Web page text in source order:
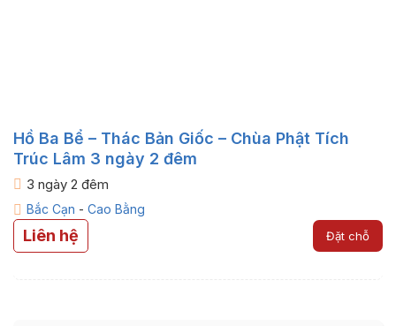
Hồ Ba Bể – Thác Bản Giốc – Chùa Phật Tích
Trúc Lâm 3 ngày 2 đêm
3 ngày 2 đêm
Bắc Cạn - Cao Bằng
Liên hệ Đặt chỗ